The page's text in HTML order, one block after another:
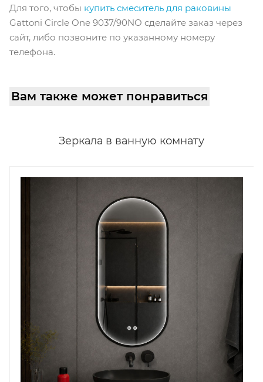
Для того, чтобы купить смеситель для раковины
Gattoni Circle One 9037/90NO сделайте заказ через
сайт, либо позвоните по указанному номеру
телефона.
Вам также может понравиться
Зеркала в ванную комнату